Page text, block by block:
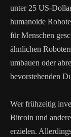
unter 25 US-
humanoide
für Menschen
ähnlichen
umbauen oder
bevorstehenden
Wer frühzeitig
Bitcoin und
erzielen.